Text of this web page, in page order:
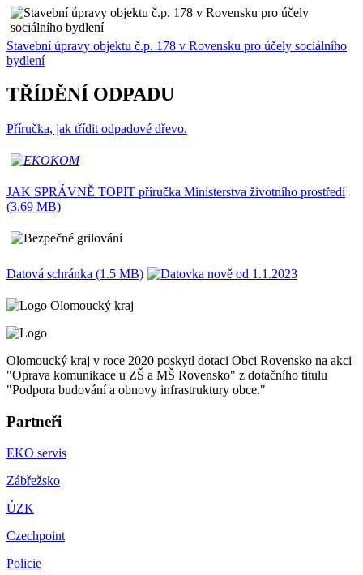
Stavební úpravy objektu č.p. 178 v Rovensku pro účely sociálního
bydlení
TŘÍDĚNÍ ODPADU
Příručka, jak třídit odpadové dřevo.
JAK SPRÁVNĚ TOPIT příručka Ministerstva životního prostředí
(3.69 MB)
Datová schránka (1.5 MB)
Olomoucký kraj v roce 2020 poskytl dotaci Obci Rovensko na akci
"Oprava komunikace u ZŠ a MŠ Rovensko" z dotačního titulu
"Podpora budování a obnovy infrastruktury obce."
Partneři
EKO servis
Zábřežsko
ÚZK
Czechpoint
Policie